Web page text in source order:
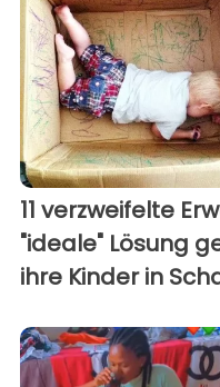
11 verzweifelte
"ideale" Lösung
ihre Kinder in